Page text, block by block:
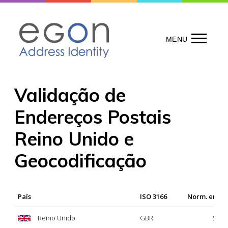
content
MENU
Validação de
Endereços Postais
Reino Unido e
Geocodificação
País ISO 3166 Norm.
Reino Unido GBR Sí